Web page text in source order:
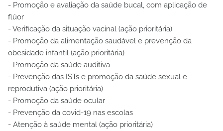
- Promoção e avaliação da saúde bucal, com aplicação de
flúor
- Verificação da situação vacinal (ação prioritária)
- Promoção da alimentação saudável e prevenção da
obesidade infantil (ação prioritária)
- Promoção da saúde auditiva
- Prevenção das ISTs e promoção da saúde sexual e
reprodutiva (ação prioritária)
- Promoção da saúde ocular
- Prevenção da covid-19 nas escolas
- Atenção à saúde mental (ação prioritária)